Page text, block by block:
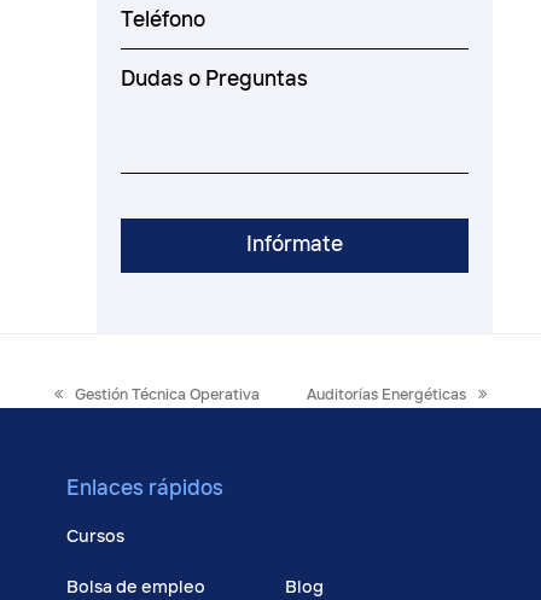
previous
Gestión Técnica Operativa
next
Auditorías Energéticas
Enlaces rápidos
Cursos
Bolsa de empleo Blog